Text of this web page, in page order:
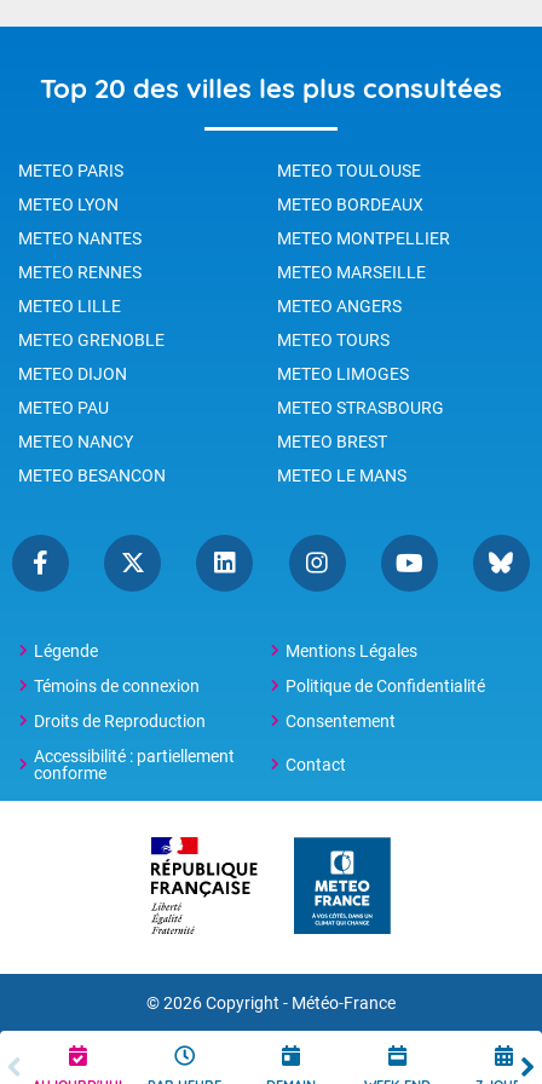
Top 20 des villes les plus consultées
METEO PARIS
METEO TOULOUSE
METEO LYON
METEO BORDEAUX
METEO NANTES
METEO MONTPELLIER
METEO RENNES
METEO MARSEILLE
METEO LILLE
METEO ANGERS
METEO GRENOBLE
METEO TOURS
METEO DIJON
METEO LIMOGES
METEO PAU
METEO STRASBOURG
METEO NANCY
METEO BREST
METEO BESANCON
METEO LE MANS
Légende
Mentions Légales
Témoins de connexion
Politique de Confidentialité
Droits de Reproduction
Consentement
Accessibilité : partiellement
conforme
Contact
© 2026 Copyright - Météo-France